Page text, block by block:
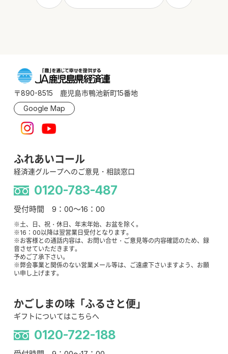
〒890-8515 鹿児島市鴨池新町15番地
Google Map
ふれあいコール
経済連グループへのご意見・相談窓口
0120-783-487
受付時間 9：00～16：00
※土、日、祝・休日、年末年始、お盆を除く。
※16：00以降は翌営業日受付となります。
※お客様との通話内容は、お問い合せ・ご意見等の内容確認のため、録
音させていただきます。
予めご了承下さい。
※弊会事業と関係のない営業メール等は、ご遠慮下さいますよう、お願
い申し上げます。
かごしまの味「ふるさと便」
ギフトについてはこちらへ
0120-722-188